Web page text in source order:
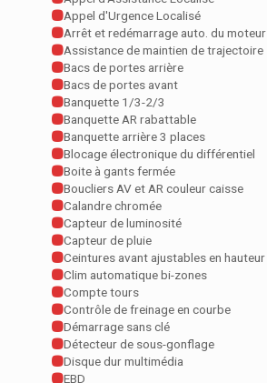
Appel d'Urgence Localisé
Arrêt et redémarrage auto. du moteur
Assistance de maintien de trajectoire
Bacs de portes arrière
Bacs de portes avant
Banquette 1/3-2/3
Banquette AR rabattable
Banquette arrière 3 places
Blocage électronique du différentiel
Boite à gants fermée
Boucliers AV et AR couleur caisse
Calandre chromée
Capteur de luminosité
Capteur de pluie
Ceintures avant ajustables en hauteur
Clim automatique bi-zones
Compte tours
Contrôle de freinage en courbe
Démarrage sans clé
Détecteur de sous-gonflage
Disque dur multimédia
EBD